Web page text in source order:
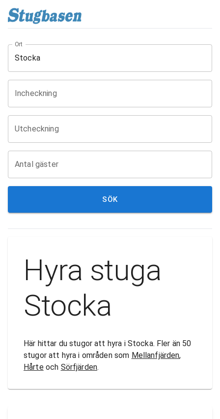
Ort
Incheckning
Utcheckning
Antal gäster
SÖK
Hyra stuga
Stocka
Här hittar du stugor att hyra i Stocka. Fler än 50
stugor att hyra i områden som Mellanfjärden,
Hårteoch Sörfjärden.